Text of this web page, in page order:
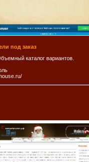
под заказ
каталог вариантов.